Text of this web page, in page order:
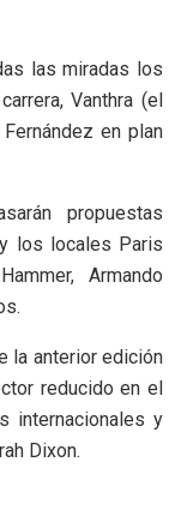
las miradas los
Vanthra (el
en plan
propuestas
los locales Paris
Armando
la anterior edición
reducido en el
internacionales y
Dixon.